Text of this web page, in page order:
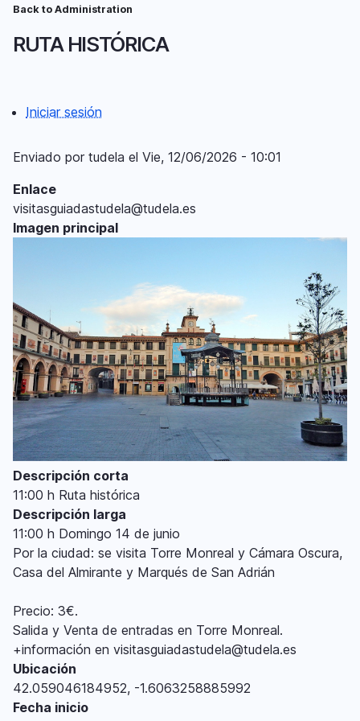
Pasar
contenido
de
Back to Administration
RUTA HISTÓRICA
Menú
del
compte
d'usuari
Iniciar sesión
Enviado por tudela el Vie, 12/06/2026 - 10:01
Enlace
visitasguiadastudela@tudela.es
Imagen principal
Descripción corta
11:00 h Ruta histórica
Descripción larga
11:00 h Domingo 14 de junio
Por la ciudad: se visita Torre Monreal y Cámara Oscura,
Casa del Almirante y Marqués de San Adrián
Precio: 3€.
Salida y Venta de entradas en Torre Monreal.
+información en visitasguiadastudela@tudela.es
Ubicación
42.059046184952, -1.6063258885992
Fecha inicio